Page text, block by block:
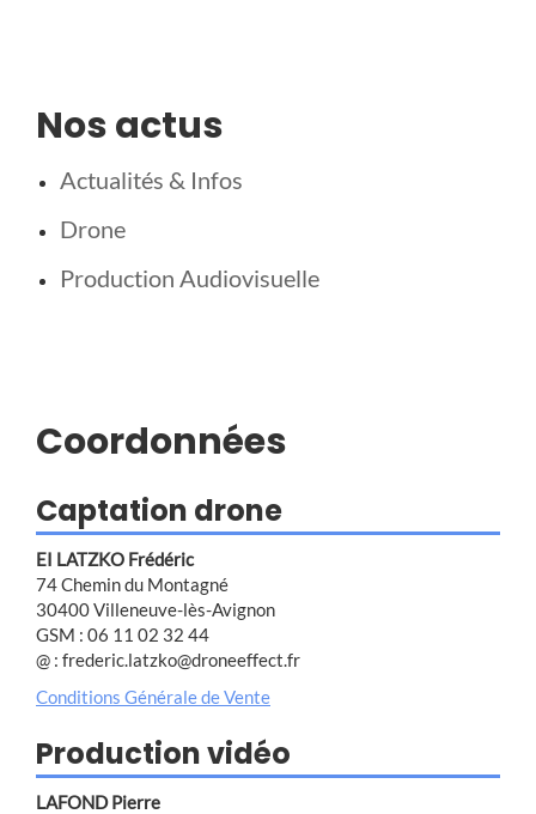
Nos actus
Actualités & Infos
Drone
Production Audiovisuelle
Coordonnées
Captation drone
EI LATZKO Frédéric
74 Chemin du Montagné
30400 Villeneuve-lès-Avignon
GSM : 06 11 02 32 44
@ : frederic.latzko@droneeffect.fr
Conditions Générale de Vente
Production vidéo
LAFOND Pierre